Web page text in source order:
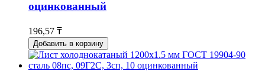
оцинкованный
196,57 ₸
Добавить в корзину